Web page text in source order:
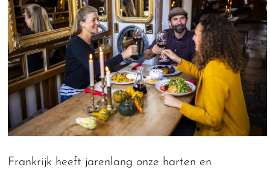
Frankrijk heeft jarenlang onze harten en